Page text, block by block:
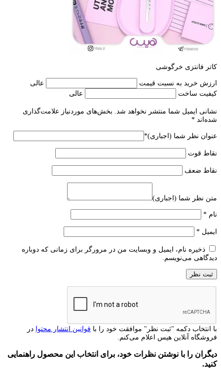
کاتر فانتزی خرگوشی
ارزش خرید به نسبت قیمت
عالی
کیفیت ساخت
عالی
نشانی ایمیل شما منتشر نخواهد شد.
بخش‌های موردنیاز علامت‌گذاری
شده‌اند *
عنوان نظر شما (اجباری)*
نقاط قوت
نقاط ضعف
متن نظر شما (اجباری)
نام *
ایمیل *
ذخیره نام، ایمیل و وبسایت من در مرورگر برای زمانی که دوباره
دیدگاهی می‌نویسم.
با انتخاب دکمه "ثبت نظر" موافقت خود را با قوانین انتشار محتوا در
فروشگاه آنلاین هیس اعلام می‌کنم.
دیگران را با نوشتن نظرات خود، برای انتخاب این محصول راهنمایی
کنید.